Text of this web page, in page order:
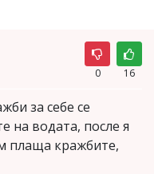
0 16
за себе се
на водата, после я
плаща кражбите,